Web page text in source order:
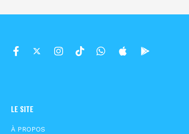
LE SITE
À PROPOS